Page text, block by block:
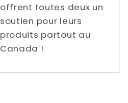
offrent toutes deux un
soutien pour leurs
produits partout au
Canada !